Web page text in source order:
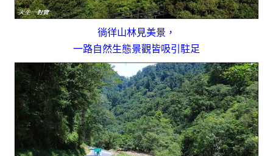
徜徉山林見美景，
一路自然生態景觀皆吸引駐足